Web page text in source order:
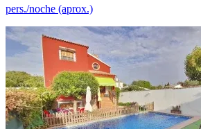
pers./noche (aprox.)